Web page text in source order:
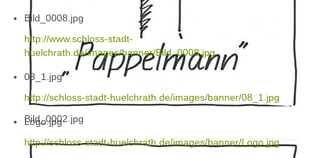
Bild_0002.jpg
Bild_0008.jpg
http://www.schloss-stadt-
huelchrath.de/images/banner/Bild_0008.jpg
08_1.jpg
http://schloss-stadt-huelchrath.de/images/banner/08_1.jpg
Logo.jpg
http://schloss-stadt-huelchrath.de/images/banner/Logo.jpg